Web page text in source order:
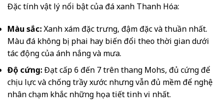
Đặc tính vật lý nổi bật của đá xanh Thanh Hóa:
Màu sắc:Xanh xám đặc trưng, đậm đặc và thuần nhất.
Màu đá không bị phai hay biến đổi theo thời gian dưới
tác động của ánh nắng và mưa.
Độ cứng:Đạt cấp 6 đến 7 trên thang Mohs, đủ cứng để
chịu lực và chống trầy xước nhưng vẫn đủ mềm để nghệ
nhân chạm khắc những họa tiết tinh vi nhất.